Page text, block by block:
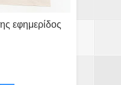
εφημερίδος